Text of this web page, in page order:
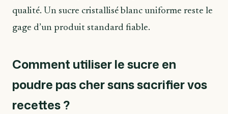
qualité. Un sucre cristallisé blanc uniforme reste le
gage d’un produit standard fiable.
Comment utiliser le sucre en
poudre pas cher sans sacrifier vos
recettes ?